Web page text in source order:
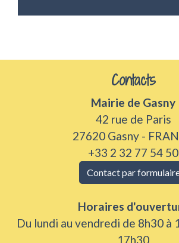
Contacts
Mairie de Gasny
42 rue de Paris
27620 Gasny -
+33 2 32 77 54 50
Contact par
Horaires
Du lundi au vendredi de 8h30 à
17h30